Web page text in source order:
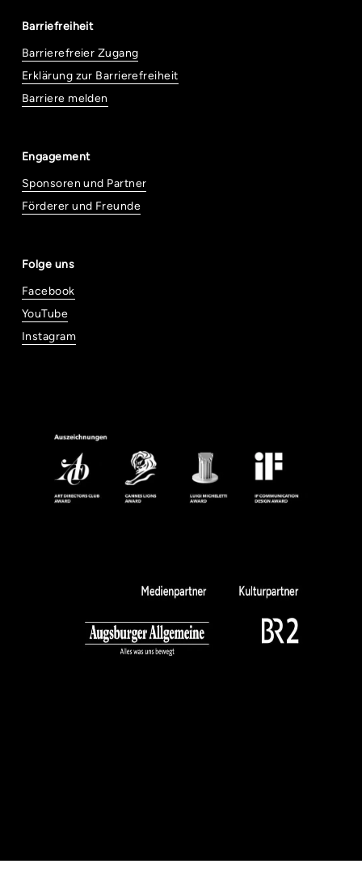
Barriefreiheit
Barrierefreier Zugang
Erklärung zur Barrierefreiheit
Barriere melden
Engagement
Sponsoren und Partner
Förderer und Freunde
Folge uns
Facebook
YouTube
Instagram